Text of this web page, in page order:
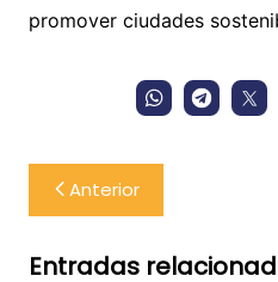
promover ciudades
Navegación
de
entradas
Anterior
Entradas